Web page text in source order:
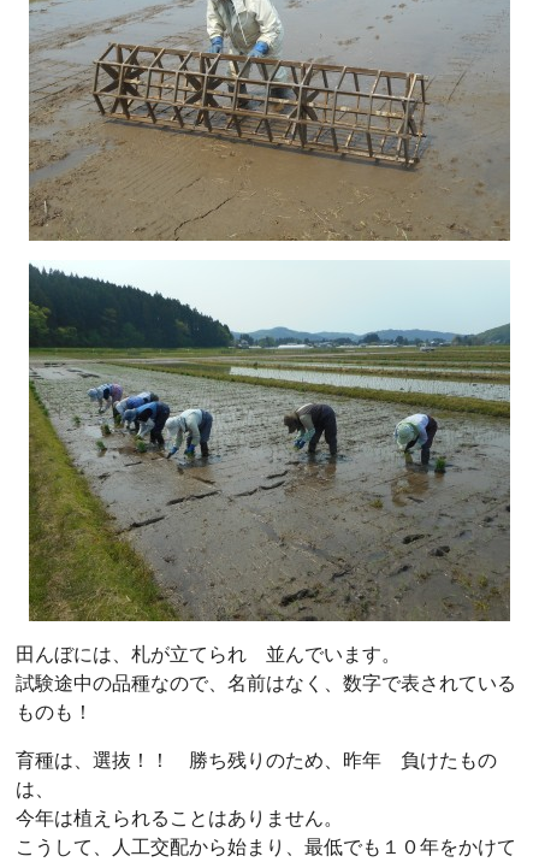
田んぼには、札が立てられ 並んでいます。
試験途中の品種なので、名前はなく、数字で表されている
ものも！
育種は、選抜！！ 勝ち残りのため、昨年 負けたもの
は、
今年は植えられることはありません。
こうして、人工交配から始まり、最低でも１０年をかけて